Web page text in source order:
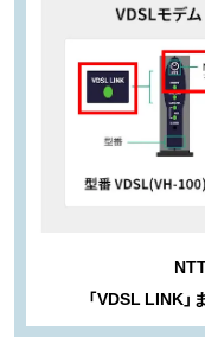
「VDSL LINK